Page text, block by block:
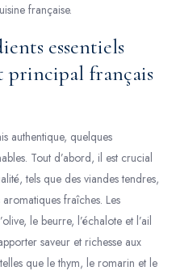
française.
essentiels
principal français
authentique, quelques
Tout d’abord, il est crucial
tels que des viandes tendres,
fraîches. Les
le beurre, l’échalote et l’ail
saveur et richesse aux
que le thym, le romarin et le